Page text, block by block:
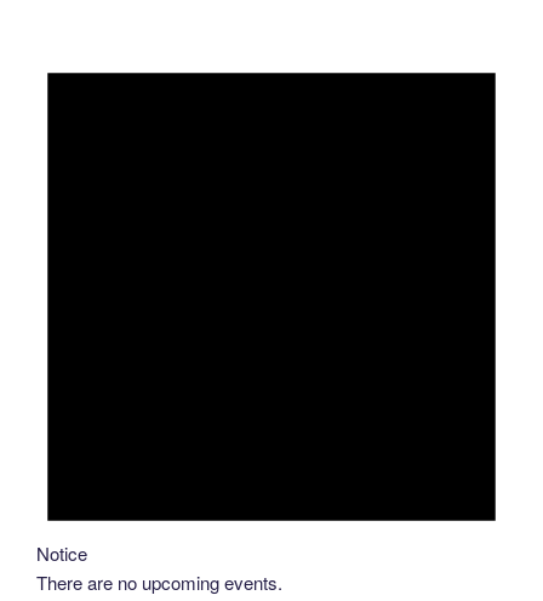
Notice
There are no upcoming events.